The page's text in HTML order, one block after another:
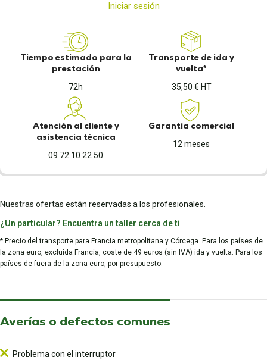
Iniciar sesión
Tiempo estimado para la
prestación
72h
Transporte de ida y
vuelta*
35,50 € HT
Atención al cliente y
asistencia técnica
09 72 10 22 50
Garantía comercial
12 meses
Nuestras ofertas están reservadas a los profesionales.
¿Un particular? Encuentra un taller cerca de ti
* Precio del transporte para Francia metropolitana y Córcega. Para los países de
la zona euro, excluida Francia, coste de 49 euros (sin IVA) ida y vuelta. Para los
países de fuera de la zona euro, por presupuesto.
Averías o defectos comunes
Problema con el interruptor